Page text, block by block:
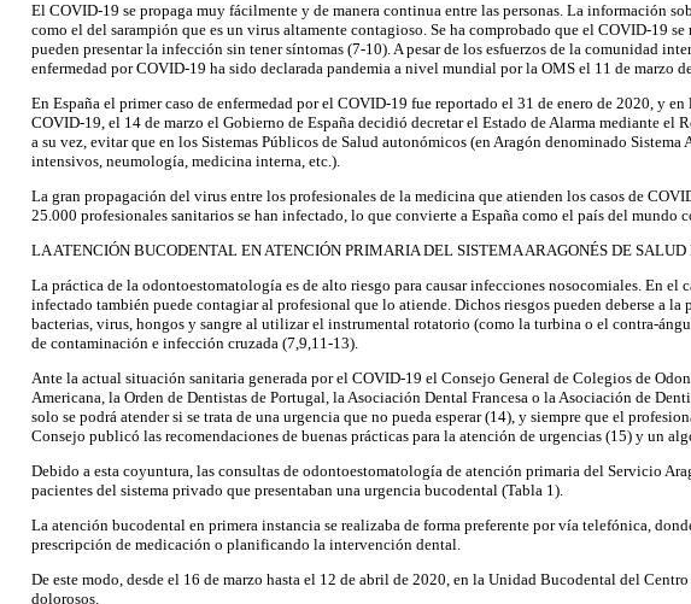
El COVID-19 se propaga muy fácilmente y de manera continua entre las personas. La información
como el del sarampión que es un virus altamente contagioso. Se ha comprobado que el COVID-19
pueden presentar la infección sin tener síntomas (7-10). A pesar de los esfuerzos de la comunidad
enfermedad por COVID-19 ha sido declarada pandemia a nivel mundial por la OMS el 11 de marzo
En España el primer caso de enfermedad por el COVID-19 fue reportado el 31 de enero de 2020, y
COVID-19, el 14 de marzo el Gobierno de España decidió decretar el Estado de Alarma mediante
a su vez, evitar que en los Sistemas Públicos de Salud autonómicos (en Aragón denominado
intensivos, neumología, medicina interna, etc.).
La gran propagación del virus entre los profesionales de la medicina que atienden los casos de
25.000 profesionales sanitarios se han infectado, lo que convierte a España como el país del
LA ATENCIÓN BUCODENTAL EN ATENCIÓN PRIMARIA DEL SISTEMA ARAGONÉS DE
La práctica de la odontoestomatología es de alto riesgo para causar infecciones nosocomiales. En
infectado también puede contagiar al profesional que lo atiende. Dichos riesgos pueden deberse a
bacterias, virus, hongos y sangre al utilizar el instrumental rotatorio (como la turbina o el contra-
de contaminación e infección cruzada (7,9,11-13).
Ante la actual situación sanitaria generada por el COVID-19 el Consejo General de Colegios de
Americana, la Orden de Dentistas de Portugal, la Asociación Dental Francesa o la Asociación de
solo se podrá atender si se trata de una urgencia que no pueda esperar (14), y siempre que el
Consejo publicó las recomendaciones de buenas prácticas para la atención de urgencias (15) y un
Debido a esta coyuntura, las consultas de odontoestomatología de atención primaria del Servicio
pacientes del sistema privado que presentaban una urgencia bucodental (Tabla 1).
La atención bucodental en primera instancia se realizaba de forma preferente por vía telefónica,
prescripción de medicación o planificando la intervención dental.
De este modo, desde el 16 de marzo hasta el 12 de abril de 2020, en la Unidad Bucodental del
dolorosos.